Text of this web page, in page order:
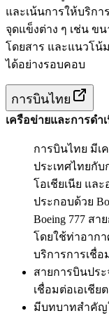
และเน้นการให้บริกา
จุดแข็งต่าง ๆ เช่น ข
โดยสาร และแนวโน้
ได้อย่างรอบคอบ
การบินไทย
เครือข่ายและการดำ
การบินไทย มีเ
ประเทศไทยกับ
โอเชียเนีย แล
ประกอบด้วย
Boeing 777 ส
โดยใช้ท่าอาก
บริการการเชื่
สายการบินปร
เชื่อมต่อเอเชีย
มีบทบาทสำคัญ